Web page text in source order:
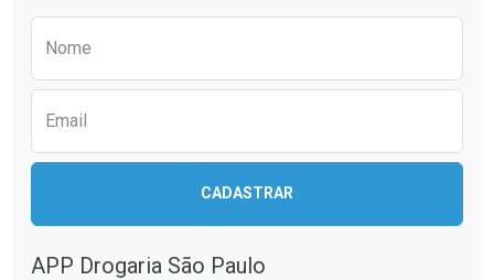
Comprar sem Desconto
Comprar sem Desconto
Nome
Email
CADASTRAR
APP Drogaria São Paulo